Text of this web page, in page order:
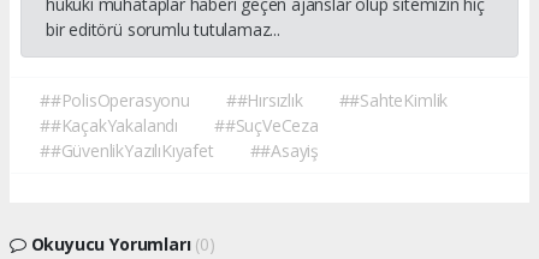
hukuki muhataplar haberi geçen ajanslar olup sitemizin hiç
bir editörü sorumlu tutulamaz...
##PolisOperasyonu ##Hırsızlık
##SahteKimlik
##KaçakYakalandı
##SuçVeCeza
##GüvenlikYazılıKıyafet
##Asayiş
Okuyucu Yorumları (0)